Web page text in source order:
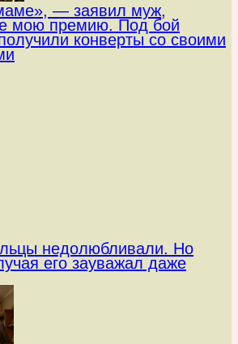
— заявил муж,
мою премию. Под бой
конверты со своими
недолюбливали. Но
его зауважал даже